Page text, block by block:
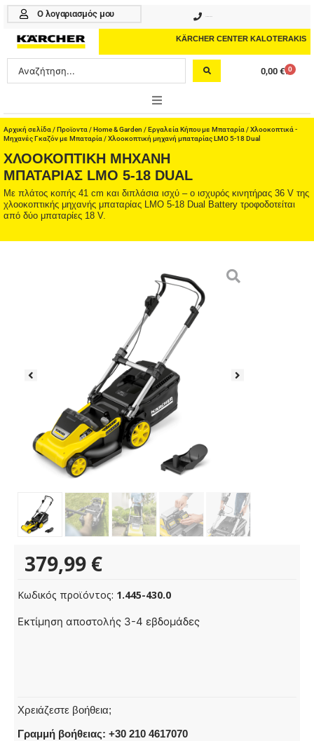
Μετάβαση
περιεχόμενο
Ο λογαριασμός μου
KÄRCHER CENTER KALOTERAKIS
Search
...
0,00 € 0
Cart
ONLINE SHOP
HOME & GARDEN
PROFESSIONAL
ΑΞΕΣΟΥΑΡ
Αρχική σελίδα /Προϊοντα /Home & Garden /Εργαλεία Κήπου με Μπαταρία /Χλοοκοπτικά -
Μηχανές Γκαζόν με Μπαταρία / Χλοοκοπτική μηχανή μπαταρίας LMO 5-18 Dual
ΧΛΟΟΚΟΠΤΙΚΉ ΜΗΧΑΝΉ
ΜΠΑΤΑΡΊΑΣ LMO 5-18 DUAL
Με πλάτος κοπής 41 cm και διπλάσια ισχύ – ο ισχυρός κινητήρας 36 V της
χλοοκοπτικής μηχανής μπαταρίας LMO 5-18 Dual Battery τροφοδοτείται
από δύο μπαταρίες 18 V.
379,99 €
Κωδικός προϊόντος: 1.445-430.0
Εκτίμηση αποστολής 3-4 εβδομάδες
Χρειάζεστε βοήθεια;
Γραμμή βοήθειας: +30 210 4617070